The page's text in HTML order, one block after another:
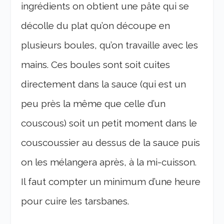
ingrédients on obtient une pâte qui se
décolle du plat qu’on découpe en
plusieurs boules, qu’on travaille avec les
mains. Ces boules sont soit cuites
directement dans la sauce (qui est un
peu près la même que celle d’un
couscous) soit un petit moment dans le
couscoussier au dessus de la sauce puis
on les mélangera après, à la mi-cuisson.
Il faut compter un minimum d’une heure
pour cuire les tarsbanes.